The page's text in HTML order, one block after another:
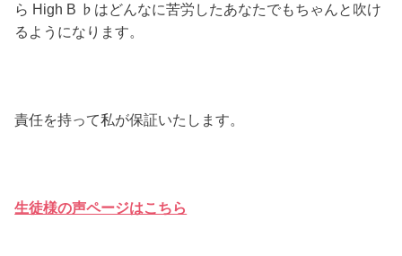
ら High B ♭はどんなに苦労したあなたでもちゃんと吹け
るようになります。
責任を持って私が保証いたします。
生徒様の声ページはこちら